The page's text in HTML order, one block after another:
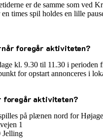
er de samme som ved
times spil holdes en lille
foregår aktiviteten?
kl. 9.30 til 11.30 i perioden
for opstart annonceres i
foregår aktiviteten?
på plænen nord for
1
Jelling